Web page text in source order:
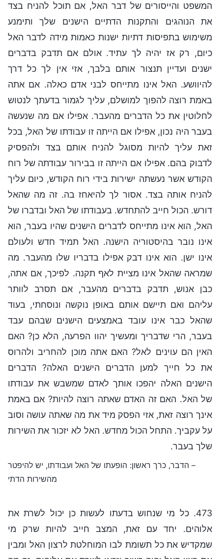
המשפט והייסורים של דבר האל, אם תוכל להניח בצד
את הנוהגים והתקנות הדתיים הישנים שלך ותימנע
משימוש בתפיסות דתיות ישנות כאמות מידה לדבר האל
כיום, רק אז יהיה לך עתיד. אולם אם תדבק בדברים
ישנים ועדיין תנצור אותם בלבך, אזי אין לך כל דרך
להיוושע. האל אינו מתייחס לבני אדם כאלה. אם אתה
באמת רוצה להפוך למושלם, עליך לגמור בדעתך לנטוש
לחלוטין את כל הדברים מהעבר. אפילו אם מה שנעשה
בעבר היה נכון, אפילו אם הייתה זו עבודתו של האל, בכל
זאת עליך להיות מסוגל להניח אותם בצד ולהפסיק
לדבוק בהם. אפילו אם הייתה זו בבירור עבודתה של רוח
הקודש אשר נעשתה ישירות בידי רוח הקודש, כיום עליך
להניח אותה בצד. אסור לך להיאחז בה. זה מה שהאל
דורש. הכול חייב להתחדש. בעבודתו של האל ובדברו של
האל, הוא אינו מתייחס לדברים הישנים שהיו בעבר, הוא
אינו נובר בהיסטוריה הישנה. האל תמיד חדש ולעולם
אינו ישן. הוא אינו דבק אפילו בדבריו שלו מהעבר. מה
שמראה שהאל אינו מציית לאף תקנה. לפיכך, אם אתה,
כבן אנוש, תדבק בדברים מהעבר, אם תסרב לוותר
עליהם ואם תיישם אותם באופן נוקשה ונוסחתי, בעוד
שהאל כבר אינו עובד באמצעים הישנים שבהם עבד
בעבר, הרי שדבריך ומעשיך יהוו הפרעה, הלא כן? האם
האין הם עוינים לאל? האם אתה מוכן להחריב ולהרוס
את כל חייך למען הדברים הישנים האלה? הדברים
הישנים האלה יהפכו אותך לאדם שמשבש את עבודתו
של האל. האם זה האדם שאתה רוצה להיות? אם באמת
אינך רוצה זאת, אזי הפסק מיד את מה שאתה עושה וסוב
על עקביך. התחל הכול מחדש. האל לא יזכור את השירות
שלך בעבר.
– הדבר, כרך ראשון: הופעתו של האל ועבודתו, יש להיפטר
מהשירות הדתי
473. כל מי שנחוש בדעתו לעשות כן יכול לשרת את
אלוהים. יחד עם זאת, המצב חייב להיות שרק מי
שמקדיש את כל תשומת לבו המוחלטת לרצון האל ומבין